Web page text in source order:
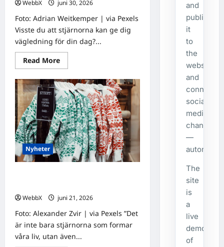
WebbX
juni 30, 2026
Foto: Adrian Weitkemper | via Pexels
Visste du att stjärnorna kan ge dig
vägledning för din dag?...
Read MoreRead
more
Vad
säger
stjärnorna
om
dig?
Dagens
horoskop
för
30
juni
2026
Nyheter
WebbX
juni 21, 2026
Foto: Alexander Zvir | via Pexels ”Det
är inte bara stjärnorna som formar
våra liv, utan även...
and
publishes
it
to
the
website
and
connected
social
media
channels
—
The
site
is
a
live
of